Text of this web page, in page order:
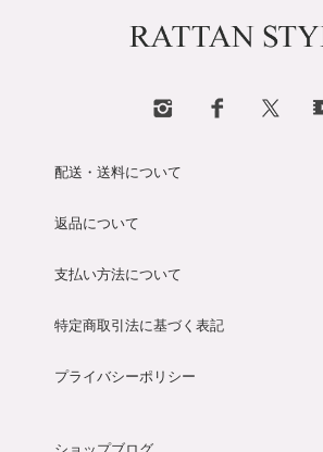
配送・送料について
返品について
支払い方法について
特定商取引法に基づく表記
プライバシーポリシー